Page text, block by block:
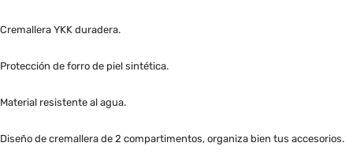
Cremallera YKK duradera.
Protección de forro de piel sintética.
Material resistente al agua.
Diseño de cremallera de 2 compartimentos, organiza bien tus accesorios.